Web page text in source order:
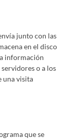
junto con las
en el disco
información
o a los
una visita
que se